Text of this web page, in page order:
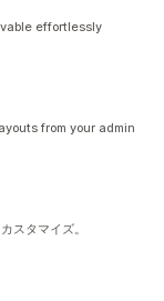
effortlessly
from your admin
スタマイズ。